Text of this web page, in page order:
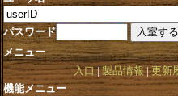
パスワード
メニュー
入口 製品情報 更新
機能メニュー